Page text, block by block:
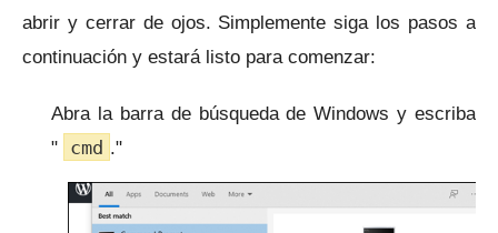
abrir y cerrar de ojos. Simplemente siga los pasos a
continuación y estará listo para comenzar:
Abra la barra de búsqueda de Windows y escriba
"
cmd ."